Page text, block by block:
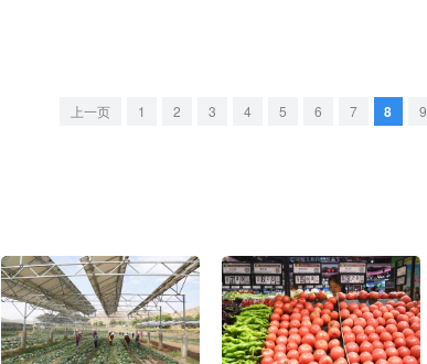
上一页 1 2 3 4 5 6 7 8 9